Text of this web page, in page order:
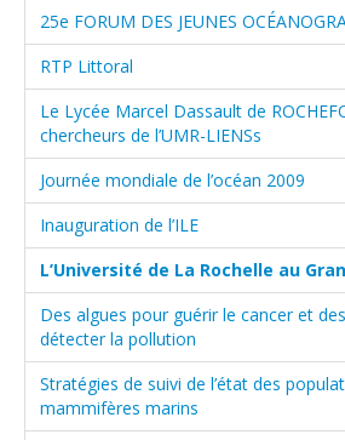
25e FORUM DES JEUNES
RTP Littoral
Le Lycée Marcel Dassault de
chercheurs de l’UMR-LIENSs
Journée mondiale de l’océan 2009
Inauguration de l’ILE
L’Université de La Rochelle au
Des algues pour guérir le cancer et
détecter la pollution
Stratégies de suivi de l’état des
mammifères marins